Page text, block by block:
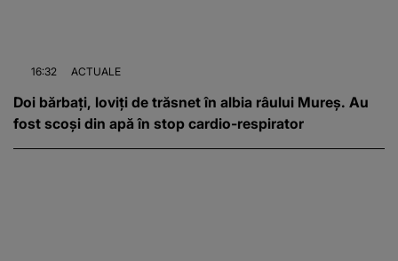
16:32 ACTUALE
Doi bărbați, loviți de trăsnet în albia râului Mureș. Au
fost scoși din apă în stop cardio-respirator